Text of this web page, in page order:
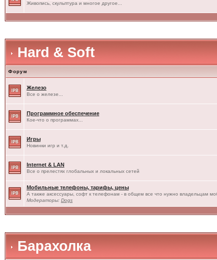
Живопись, скульптура и многое другое...
Hard & Soft
Форум
Железо
Все о железе...
Программное обеспечение
Кое-что о программах...
Игры
Новинки игр и т.д.
Internet & LAN
Все о прелестях глобальных и локальных сетей
Мобильные телефоны, тарифы, цены
А также аксессуары, софт к телефонам - в общем все что нужно владельцам
Модераторы: Dogs
Барахолка